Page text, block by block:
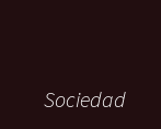
Sociedad